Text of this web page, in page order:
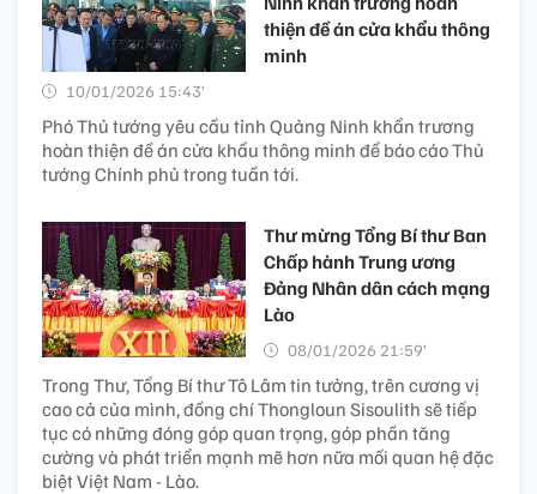
thiện đề án cửa khẩu thông
minh
10/01/2026 15:43’
Phó Thủ tướng yêu cầu tỉnh Quảng Ninh khẩn trương
hoàn thiện đề án cửa khẩu thông minh để báo cáo Thủ
tướng Chính phủ trong tuần tới.
Thư mừng Tổng Bí thư Ban
Chấp hành Trung ương
Đảng Nhân dân cách mạng
Lào
08/01/2026 21:59’
Trong Thư, Tổng Bí thư Tô Lâm tin tưởng, trên cương vị
cao cả của mình, đồng chí Thongloun Sisoulith sẽ tiếp
tục có những đóng góp quan trọng, góp phần tăng
cường và phát triển mạnh mẽ hơn nữa mối quan hệ đặc
biệt Việt Nam - Lào.